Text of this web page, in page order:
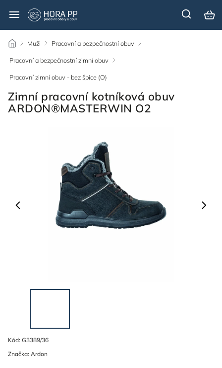
/ Muži / Pracovní a bezpečnostní obuv /
Pracovní a bezpečnostní zimní obuv /
Pracovní zimní obuv - bez špice (O)
Zimní pracovní kotníková obuv
ARDON®MASTERWIN O2
Kód: G3389/36
Značka: Ardon